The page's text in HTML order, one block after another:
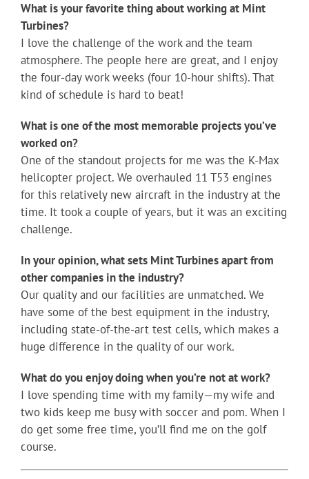
What is your favorite thing about working at Mint
Turbines?
I love the challenge of the work and the team
atmosphere. The people here are great, and I enjoy
the four-day work weeks (four 10-hour shifts). That
kind of schedule is hard to beat!
What is one of the most memorable projects you’ve
worked on?
One of the standout projects for me was the K-Max
helicopter project. We overhauled 11 T53 engines
for this relatively new aircraft in the industry at the
time. It took a couple of years, but it was an exciting
challenge.
In your opinion, what sets Mint Turbines apart from
other companies in the industry?
Our quality and our facilities are unmatched. We
have some of the best equipment in the industry,
including state-of-the-art test cells, which makes a
huge difference in the quality of our work.
What do you enjoy doing when you’re not at work?
I love spending time with my family—my wife and
two kids keep me busy with soccer and pom. When I
do get some free time, you’ll find me on the golf
course.